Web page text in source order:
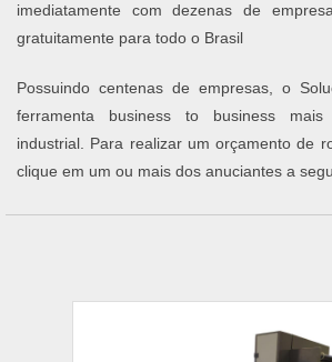
imediatamente com dezenas de
gratuitamente para todo o Brasil
Possuindo centenas de empresas, o
ferramenta business to business
industrial. Para realizar um orçamento de
clique em um ou mais dos anuciantes a